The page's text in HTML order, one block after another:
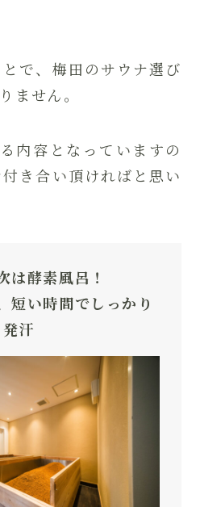
で、梅田のサウナ選び
ません。
内容となっていますの
き合い頂ければと思い
は酵素風呂！
短い時間でしっかり
発汗